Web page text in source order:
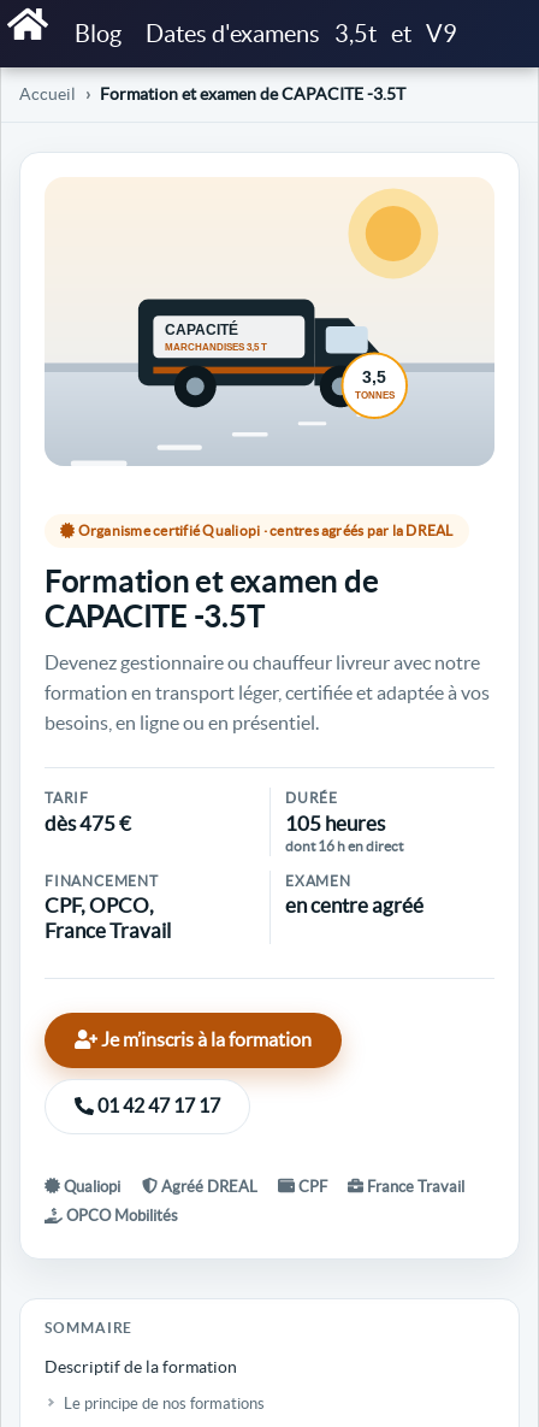
Blog Dates d'examens 3,5t et V9
Accueil Formation et examen de CAPACITE -3.5T
Organisme certifié Qualiopi · centres agréés par la DREAL
Formation et examen de
CAPACITE -3.5T
Devenez gestionnaire ou chauffeur livreur avec notre
formation en transport léger, certifiée et adaptée à vos
besoins, en ligne ou en présentiel.
TARIF
dès 475 €
DURÉE
105 heures
dont 16 h en direct
FINANCEMENT
CPF, OPCO,
France Travail
EXAMEN
en centre agréé
Je m’inscris à la formation
01 42 47 17 17
Qualiopi Agréé DREAL CPF
France Travail
OPCO Mobilités
SOMMAIRE
Descriptif de la formation
Le principe de nos formations